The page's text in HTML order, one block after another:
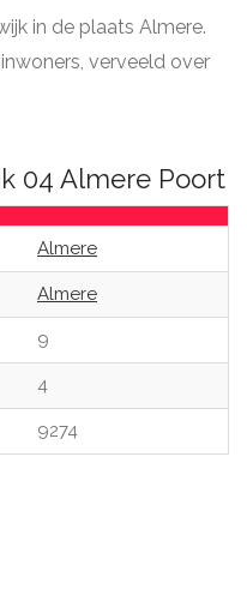
in de plaats Almere.
verveeld over
04 Almere Poort
Almere
Almere
9
4
9274